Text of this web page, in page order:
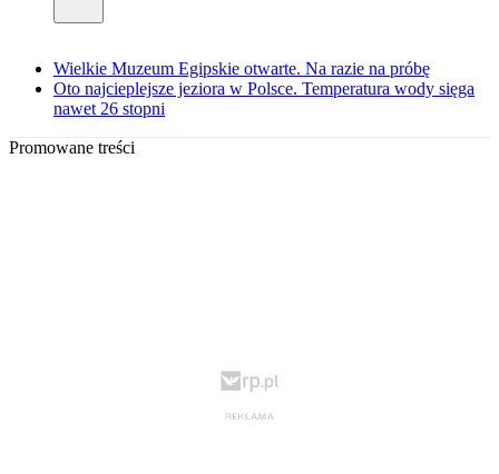
Wielkie Muzeum Egipskie otwarte. Na razie na próbę
Oto najcieplejsze jeziora w Polsce. Temperatura wody sięga
nawet 26 stopni
Promowane treści